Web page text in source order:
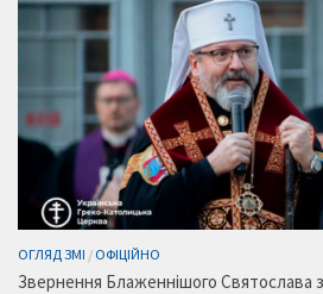
ОГЛЯД ЗМІ / ОФІЦІЙНО
Звернення Блаженнішого Святослава